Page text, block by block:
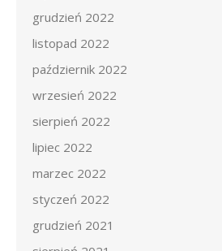
grudzień 2022
listopad 2022
październik 2022
wrzesień 2022
sierpień 2022
lipiec 2022
marzec 2022
styczeń 2022
grudzień 2021